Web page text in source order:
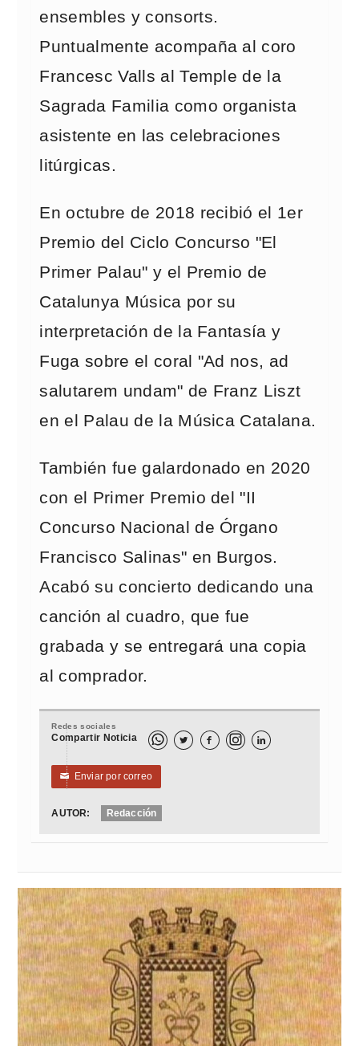
ensembles y consorts.
Puntualmente acompaña al coro
Francesc Valls al Temple de la
Sagrada Familia como organista
asistente en las celebraciones
litúrgicas.
En octubre de 2018 recibió el 1er
Premio del Ciclo Concurso "El
Primer Palau" y el Premio de
Catalunya Música por su
interpretación de la Fantasía y
Fuga sobre el coral "Ad nos, ad
salutarem undam" de Franz Liszt
en el Palau de la Música Catalana.
También fue galardonado en 2020
con el Primer Premio del "II
Concurso Nacional de Órgano
Francisco Salinas" en Burgos.
Acabó su concierto dedicando una
canción al cuadro, que fue
grabada y se entregará una copia
al comprador.
Redes sociales
Compartir Noticia   
✉ Enviar por correo
AUTOR: Redacción